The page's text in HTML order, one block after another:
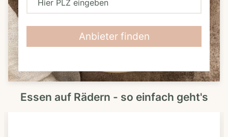
H
L
Z
Anbieter finden
Essen auf Rädern - so einfach geht's